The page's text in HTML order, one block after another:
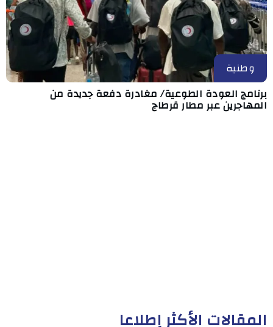
وطنية
برنامج العودة الطوعية/ مغادرة دفعة جديدة من
المهاجرين عبر مطار قرطاج
المقالات الأكثر إطلاعا